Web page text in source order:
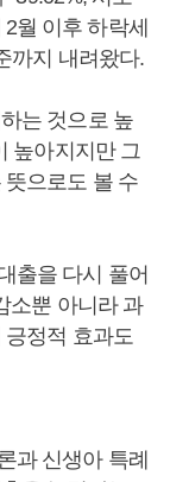
월 이후 하락세
까지 내려왔다.
는 것으로 높
높아지지만 그
으로도 볼 수
출을 다시 풀어
소뿐 아니라 과
긍정적 효과도
과 신생아 특례